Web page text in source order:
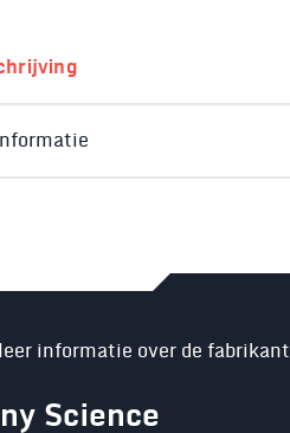
informatie over de fabrikant
Science